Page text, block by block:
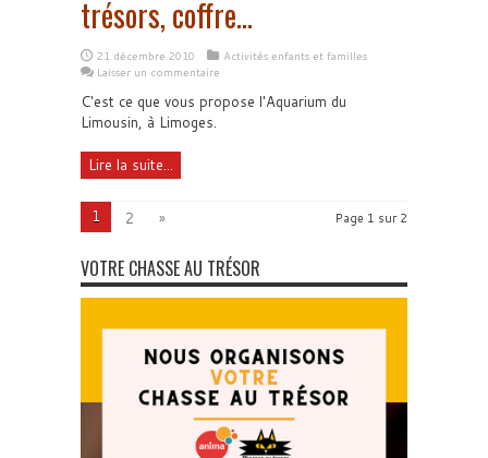
trésors, coffre…
21 décembre 2010
Activités enfants et familles
Laisser un commentaire
C'est ce que vous propose l'Aquarium du
Limousin, à Limoges.
Lire la suite...
Page 1 sur 2
1 2 »
VOTRE CHASSE AU TRÉSOR